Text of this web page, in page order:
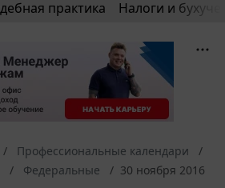
практика Налоги и
Профессиональные календари
Федеральные 30 ноября 2016